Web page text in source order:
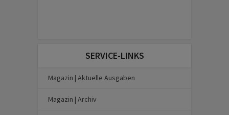
SERVICE-LINKS
Magazin | Aktuelle Ausgaben
Magazin | Archiv